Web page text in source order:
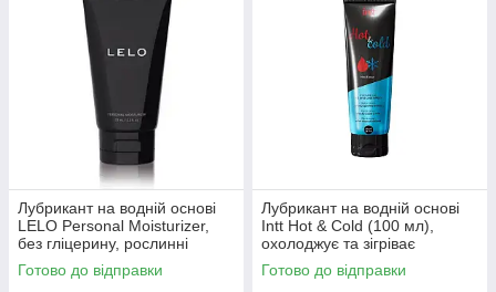
Лубрикант на водній основі
LELO Personal Moisturizer,
без гліцерину, рослинні
екстракти, 75 мл 777Store
Готово до відправки
Лубрикант на водній основі
Intt Hot & Cold (100 мл),
охолоджує та зігріває
Готово до відправки